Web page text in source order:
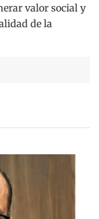
valor social y
de la